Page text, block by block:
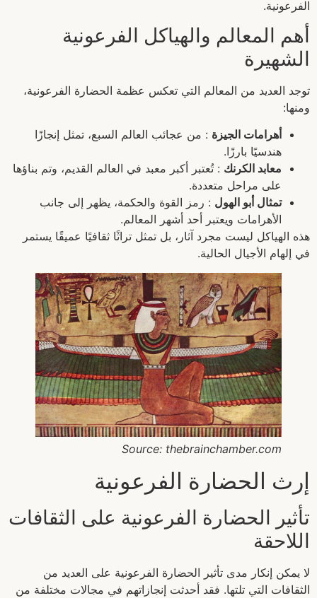
الفرعونية.
أهم المعالم والهياكل الفرعونية
الشهيرة
توجد العديد من المعالم التي تعكس عظمة الحضارة الفرعونية،
ومنها:
أهرامات الجيزة : من عجائب العالم السبع، تمثل إنجازًا
هندسيًا بارزًا.
معابد الكرنك : تُعتبر أكبر معبد في العالم القديم، وتم بناؤها
على مراحل متعددة.
تمثال أبو الهول : رمز القوة والحكمة، يظهر إلى جانب
الأهرامات ويعتبر أحد أشهر المعالم.
هذه الهياكل ليست مجرد آثار، بل تمثل تراثًا ثقافيًا عميقًا يستمر
في إلهام الأجيال الحالية.
Source: thebrainchamber.com
إرث الحضارة الفرعونية
تأثير الحضارة الفرعونية على الثقافات
اللاحقة
لا يمكن إنكار مدى تأثير الحضارة الفرعونية على العديد من
الثقافات التي تلتها. فقد أحدثت إنجازاتهم في مجالات مختلفة من